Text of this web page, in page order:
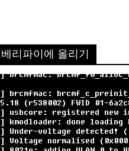
리파이에 올리기